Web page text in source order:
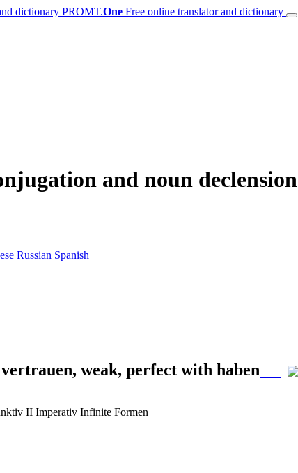
PROMT.One Free online translator and dictionary
and noun declension
Russian Spanish
vertrauen, weak, perfect with haben
II Imperativ Infinite Formen